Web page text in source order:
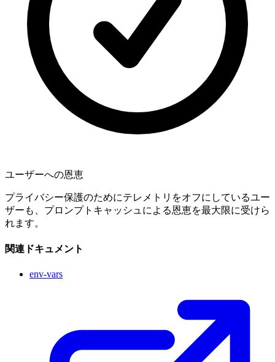
ユーザーへの恩恵
プライバシー保護のためにテレメトリをオフにしているユー
ザーも、プロンプトキャッシュによる恩恵を最大限に受けら
れます。
関連ドキュメント
env-vars